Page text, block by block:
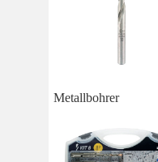
Metallbohrer